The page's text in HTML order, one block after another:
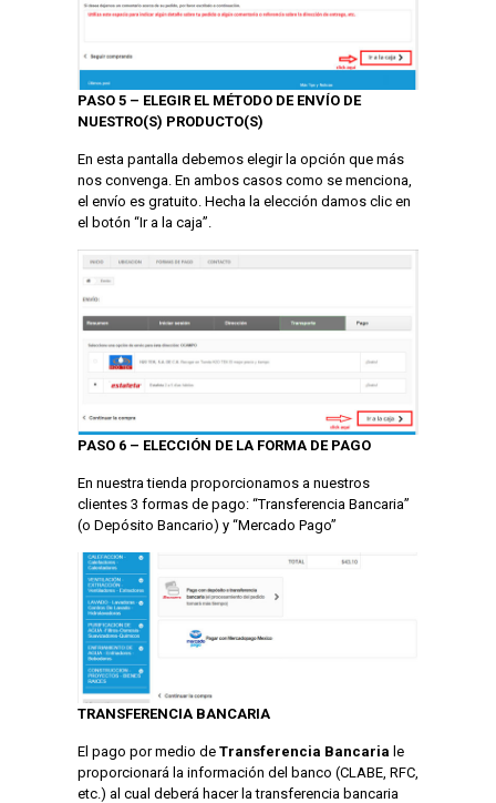
PASO 5 – ELEGIR EL MÉTODO DE ENVÍO DE
NUESTRO(S) PRODUCTO(S)
En esta pantalla debemos elegir la opción que más
nos convenga. En ambos casos como se menciona,
el envío es gratuito. Hecha la elección damos clic en
el botón “Ir a la caja”.
PASO 6 – ELECCIÓN DE LA FORMA DE PAGO
En nuestra tienda proporcionamos a nuestros
clientes 3 formas de pago: “Transferencia Bancaria”
(o Depósito Bancario) y “Mercado Pago”
TRANSFERENCIA BANCARIA
El pago por medio de Transferencia Bancaria le
proporcionará la información del banco (CLABE, RFC,
etc.) al cual deberá hacer la transferencia bancaria